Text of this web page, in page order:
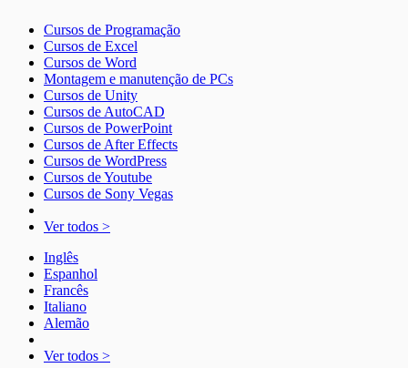
Cursos de Programação
Cursos de Excel
Cursos de Word
Montagem e manutenção de PCs
Cursos de Unity
Cursos de AutoCAD
Cursos de PowerPoint
Cursos de After Effects
Cursos de WordPress
Cursos de Youtube
Cursos de Sony Vegas
Ver todos >
Inglês
Espanhol
Francês
Italiano
Alemão
Ver todos >